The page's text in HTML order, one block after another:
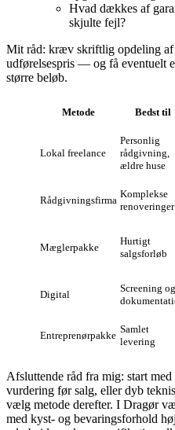
Hvad dækkes af
skjulte fejl?
Mit råd: kræv skriftlig opdeling af
udførelsespris — og få eventuelt
større beløb.
Metode Bedst til
Lokal freelance
Personlig
rådgivning,
ældre huse
Rådgivningsfirma
Komplekse
renoveringer
Mæglerpakke
Hurtigt
salgsforløb
Digital
Screening og
Entreprenørpakke
Samlet
levering
Afsluttende råd fra mig: start
vurdering før salg, eller dyb
vælg metode derefter. I Dragør
med kyst‑ og bevaringsforhold